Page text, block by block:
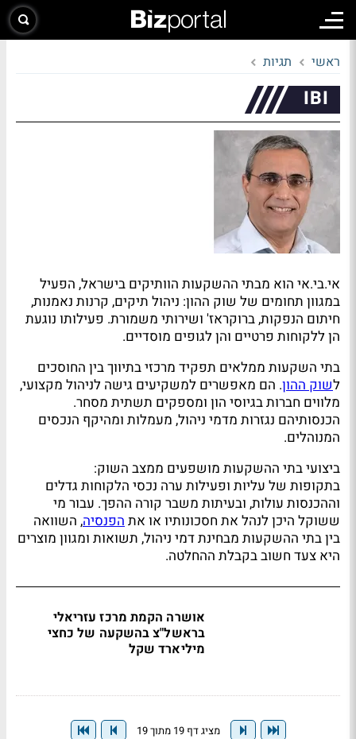
ראשי תגיות
IBI
אי.בי.אי הוא מבתי ההשקעות הוותיקים בישראל, הפעיל
במגוון תחומים של שוק ההון: ניהול תיקים, קרנות נאמנות,
חיתום הנפקות, ברוקראז' ושירותי משמורת. פעילותו נוגעת
הן ללקוחות פרטיים והן לגופים מוסדיים.
בתי השקעות ממלאים תפקיד מרכזי בתיווך בין החוסכים
לשוק ההון. הם מאפשרים למשקיעים גישה לניהול מקצועי,
מלווים חברות בגיוסי הון ומספקים תשתית מסחר.
הכנסותיהם נגזרות מדמי ניהול, מעמלות ומהיקף הנכסים
המנוהלים.
ביצועי בתי ההשקעות מושפעים ממצב השוק:
בתקופות של עליות ופעילות ערה נכסי הלקוחות גדלים
וההכנסות עולות, ובעיתות משבר קורה ההפך. עבור מי
ששוקל היכן לנהל את חסכונותיו או אתהפנסיה, השוואה
בין בתי ההשקעות מבחינת דמי ניהול, תשואות ומגוון מוצרים
היא צעד חשוב בקבלת ההחלטה.
אושרה הקמת מרכז עזריאלי
בראשל"צ בהשקעה של כחצי
מיליארד שקל
מציג דף 19 מתוך 19